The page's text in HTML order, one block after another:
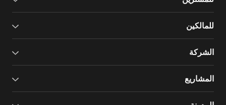
للمالكين
الشركة
المشاريع